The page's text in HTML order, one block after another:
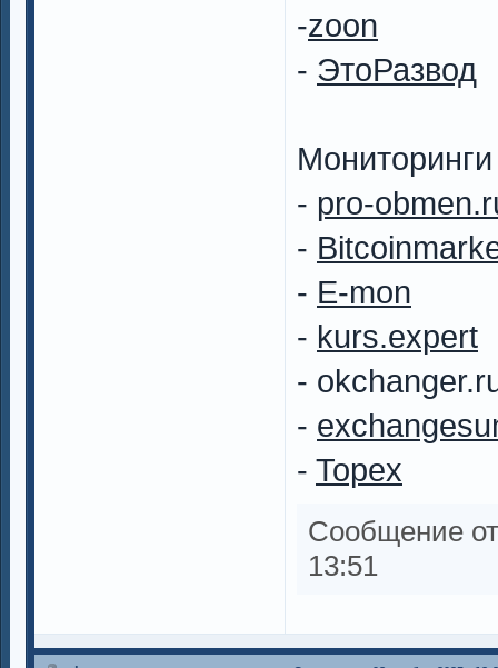
-zoon
- ЭтоРазвод
Мониторинги
- pro-
-
- E-mon
- kurs.expert
-
-
- Topex
Сообщение
13:51